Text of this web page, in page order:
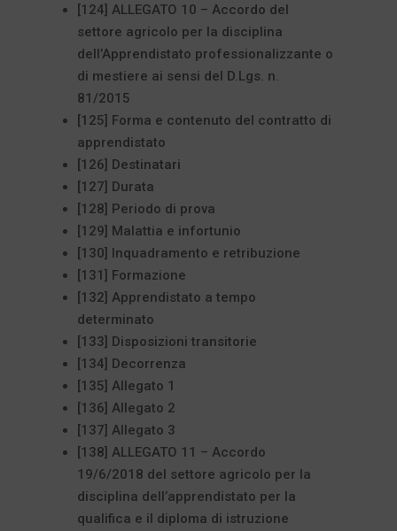
[124] ALLEGATO 10 – Accordo del
settore agricolo per la disciplina
dell’Apprendistato professionalizzante o
di mestiere ai sensi del D.Lgs. n.
81/2015
[125] Forma e contenuto del contratto di
apprendistato
[126] Destinatari
[127] Durata
[128] Periodo di prova
[129] Malattia e infortunio
[130] Inquadramento e retribuzione
[131] Formazione
[132] Apprendistato a tempo
determinato
[133] Disposizioni transitorie
[134] Decorrenza
[135] Allegato 1
[136] Allegato 2
[137] Allegato 3
[138] ALLEGATO 11 – Accordo
19/6/2018 del settore agricolo per la
disciplina dell’apprendistato per la
qualifica e il diploma di istruzione